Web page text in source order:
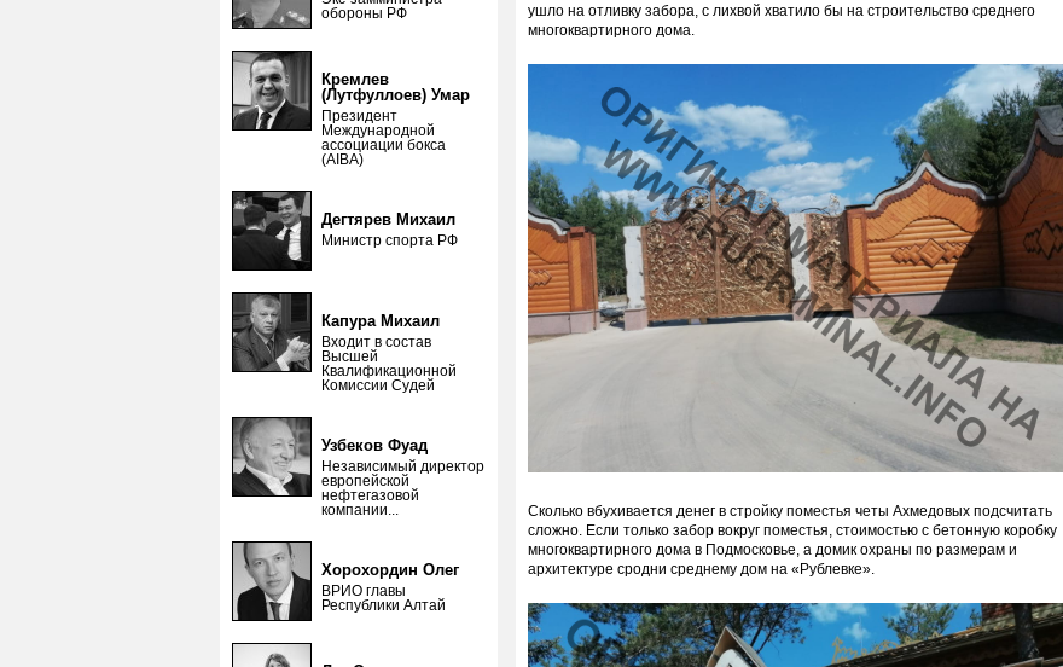
обороны РФ
Кремлев
(Лутфуллоев) Умар
Президент
Международной
ассоциации бокса
(AIBA)
Дегтярев Михаил
Министр спорта РФ
Капура Михаил
Входит в состав
Высшей
Квалификационной
Комиссии Судей
Узбеков Фуад
Независимый директор
европейской
нефтегазовой
компании...
Хорохордин Олег
ВРИО главы
Республики Алтай
ушло на отливку забора, с лихвой хватило бы на строительство среднего
многоквартирного дома.
Сколько вбухивается денег в стройку поместья четы Ахмедовых подсчитать
сложно. Если только забор вокруг поместья, стоимостью с бетонную коробку
многоквартирного дома в Подмосковье, а домик охраны по размерам и
архитектуре сродни среднему дом на «Рублевке».